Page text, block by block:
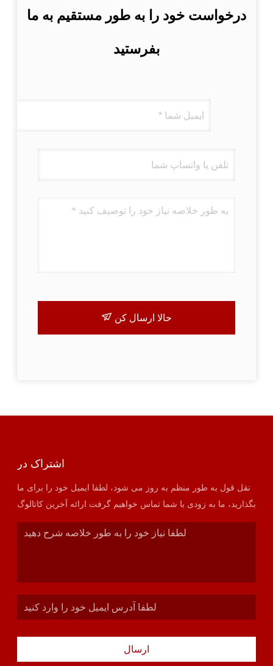
درخواست خود را به طور مستقیم به ما
بفرستید
حالا ارسال کن
اشتراک در
نقل قول به طور منظم به روز می شود، لطفا ایمیل خود را برای ما
بگذارید، ما به زودی با شما تماس خواهیم گرفت ارائه آخرین کاتالوگ
ارسال